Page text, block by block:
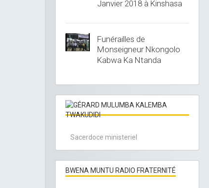
Janvier 2018 à Kinshasa
Funérailles de
Monseigneur Nkongolo
Kabwa Ka Ntanda
Sacerdoce ministeriel
BWENA MUNTU RADIO FRATERNITÉ